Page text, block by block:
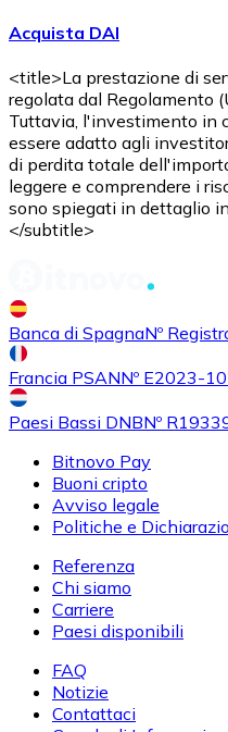
Acquista DAI
<title>La prestazione di
regolata dal Regolamento
Tuttavia, l'investimento in
essere adatto agli
di perdita totale
leggere e comprendere i
sono spiegati in dettaglio
</subtitle>
Banca di SpagnaNº
Francia PSANNº E2023-
Paesi Bassi DNBNº
Bitnovo Pay
Buoni cripto
Avviso legale
Politiche e
Referenza
Chi siamo
Carriere
Paesi disponibili
FAQ
Notizie
Contattaci